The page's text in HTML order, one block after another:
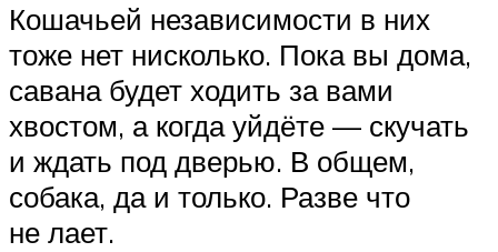
Кошачьей независимости в них
тоже нет нисколько. Пока вы дома,
савана будет ходить за вами
хвостом, а когда уйдёте — скучать
и ждать под дверью. В общем,
собака, да и только. Разве что
не лает.